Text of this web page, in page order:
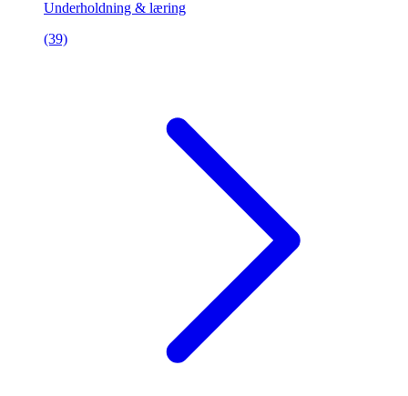
Underholdning & læring
(39)